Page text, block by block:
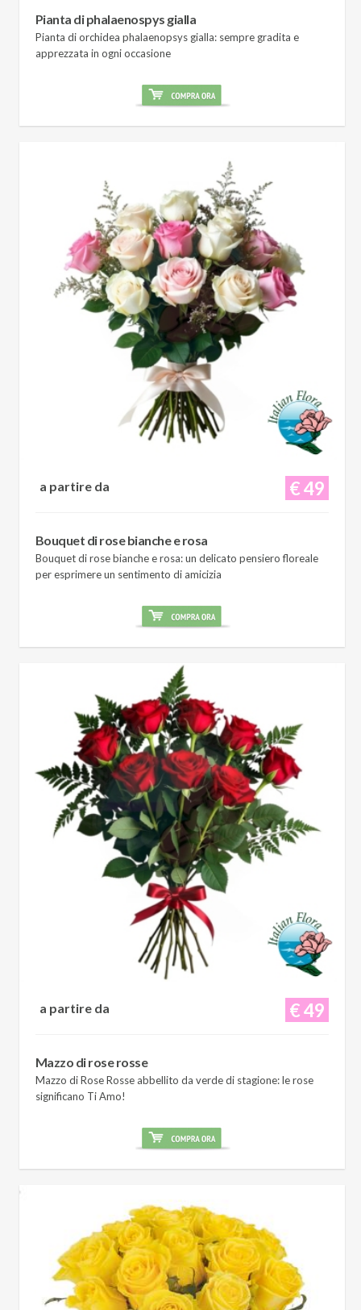
Pianta di phalaenospys gialla
Pianta di orchidea phalaenopsys gialla: sempre gradita e
apprezzata in ogni occasione
€ 49
a partire da
Bouquet di rose bianche e rosa
Bouquet di rose bianche e rosa: un delicato pensiero floreale
per esprimere un sentimento di amicizia
€ 49
a partire da
Mazzo di rose rosse
Mazzo di Rose Rosse abbellito da verde di stagione: le rose
significano Ti Amo!